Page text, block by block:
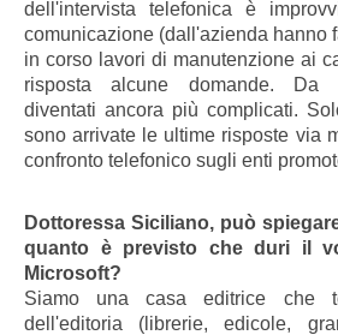
dell'intervista telefonica è
comunicazione (dall'azienda hanno
in corso lavori di manutenzione ai
risposta alcune domande.
diventati ancora più complicati.
sono arrivate le ultime risposte via
confronto telefonico sugli enti
Dottoressa Siciliano, può
quanto è previsto che duri il
Microsoft?
Siamo una casa editrice che
dell'editoria (librerie, edicole,